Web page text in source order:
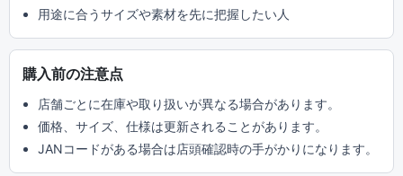
用途に合うサイズや素材を先に把握したい人
購入前の注意点
店舗ごとに在庫や取り扱いが異なる場合があります。
価格、サイズ、仕様は更新されることがあります。
JANコードがある場合は店頭確認時の手がかりになります。